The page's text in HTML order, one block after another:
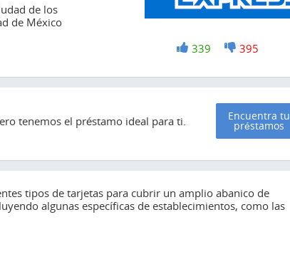
+1 339 -1 395
de los
de México
tenemos el préstamo ideal para ti. Encuentra tu
préstamos
tipos de tarjetas para cubrir un amplio abanico de
algunas específicas de establecimientos, como las